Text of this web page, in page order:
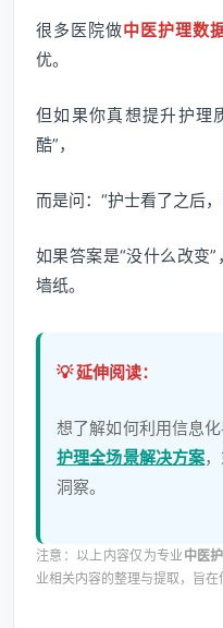
很多医院做中医护理数
优。
但如果你真想提升护理
酷”，
而是问：“护士看了之后
如果答案是“没什么改变
墙纸。
💡 延伸阅读：
想了解如何利用信息
护理全场景解决方案
洞察。
注意：以上内容仅为专业中医
业相关内容的整理与提取，旨在